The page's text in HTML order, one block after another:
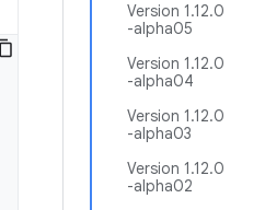
Version 1.12.0
-alpha05
Version 1.12.0
-alpha04
Version 1.12.0
-alpha03
Version 1.12.0
-alpha02